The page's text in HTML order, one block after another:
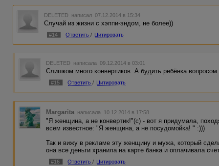
DELETED написал 07.12.2014 в 15:34
Случай из жизни с хэппи-эндом, не более))
#14 Ответить / Цитировать
DELETED написала 09.12.2014 в 03:01
Слишком много конвертиков. А будить ребёнка вопросом
#15 Ответить / Цитировать
Margarita написала 10.12.2014 в 17:58
"Я женщина, а не конвертик!"(с) - вот я придумала,
всем известное: "Я женщина, а не посудомойка! " :)))
Так и вижу в рекламе эту женщину и мужа, который
она все деньги хранила на карте банка и оплачивала
#16 Ответить / Цитировать